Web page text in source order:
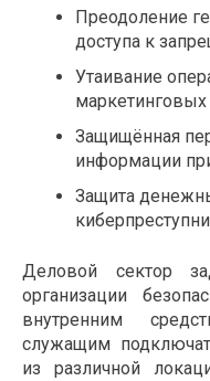
Преодоление
доступа к
Утаивание
маркетинговых
Защищённая
информации
Защита
Деловой сектор
организации
внутренним
служащим
из различной